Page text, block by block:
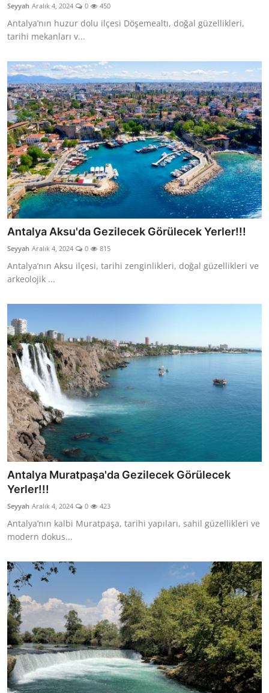
Seyyah Aralık 4, 2024 0 450
Antalya’nın huzur dolu ilçesi Döşemealtı, doğal güzellikleri,
tarihi mekanları v...
Antalya Aksu'da Gezilecek Görülecek Yerler!!!
Seyyah Aralık 4, 2024 0 815
Antalya’nın Aksu ilçesi, tarihi zenginlikleri, doğal güzellikleri ve
arkeolojik ...
Antalya Muratpaşa'da Gezilecek Görülecek
Yerler!!!
Seyyah Aralık 4, 2024 0 423
Antalya’nın kalbi Muratpaşa, tarihi yapıları, sahil güzellikleri ve
modern dokus...